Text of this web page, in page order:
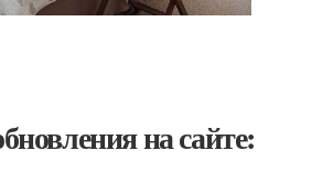
на сайте: